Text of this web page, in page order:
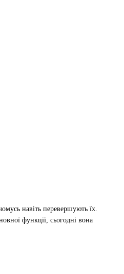
навіть перевершують їх.
функції, сьогодні вона